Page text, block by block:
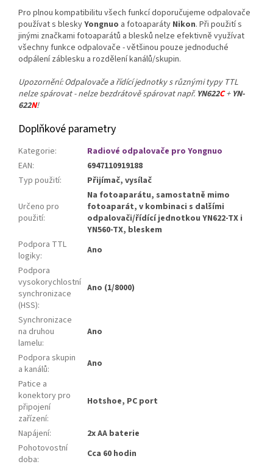
Pro plnou kompatibilitu všech funkcí doporučujeme odpalovače
používat s bleskyYongnuo a fotoaparáty Nikon. Při použití s
jinými značkami fotoaparátů a blesků nelze efektivně využívat
všechny funkce odpalovače - většinou pouze jednoduché
odpálení záblesku a rozdělení kanálů/skupin.
Upozornění: Odpalovače a řídící jednotky s různými typy TTL
nelze spárovat - nelze bezdrátově spárovat např. YN622C+ YN-
622N!
Doplňkové parametry
Kategorie:
Radiové odpalovače pro Yongnuo
EAN:
6947110919188
Typ použití: Přijímač, vysílač
Určeno pro
použití:
Na fotoaparátu, samostatně mimo
fotoaparát, v kombinaci s dalšími
odpalovači/řídící jednotkou YN622-TX i
YN560-TX, bleskem
Podpora TTL
logiky:
Ano
Podpora
vysokorychlostní
synchronizace
(HSS):
Ano (1/8000)
Synchronizace
na druhou
lamelu:
Ano
Podpora skupin
a kanálů:
Ano
Patice a
konektory pro
připojení
zařízení:
Hotshoe, PC port
Napájení:
2x AA baterie
Pohotovostní
doba:
Cca 60 hodin